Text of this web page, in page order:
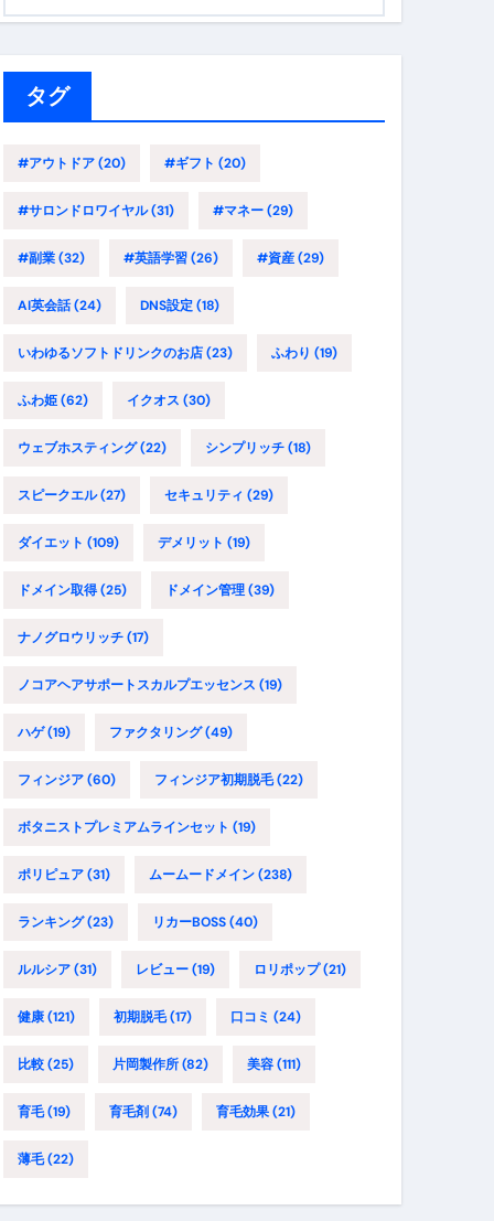
リスト（高齢者にも）
び散り対策の選び方
に“満足度MAX”で食べるコツ
タグ
#アウトドア(20) #ギフト (20)
#サロンドロワイヤル(31) #マネー(29)
#副業(32) #英語学習(26) #資産(29)
AI英会話(24) DNS設定(18)
いわゆるソフトドリンクのお店(23) ふわり (19)
ふわ姫(62) イクオス (30)
ウェブホスティング(22) シンプリッチ(18)
スピークエル(27) セキュリティ (29)
ダイエット (109) デメリット (19)
ドメイン取得(25) ドメイン管理(39)
ナノグロウリッチ(17)
ノコアヘアサポートスカルプエッセンス (19)
ハゲ(19) ファクタリング(49)
フィンジア(60) フィンジア初期脱毛(22)
ボタニストプレミアムラインセット (19)
ポリピュア(31) ムームードメイン(238)
ランキング(23) リカーBOSS(40)
ルルシア(31) レビュー(19) ロリポップ(21)
健康(121) 初期脱毛(17) 口コミ (24)
比較(25) 片岡製作所(82) 美容(111)
育毛(19) 育毛剤 (74) 育毛効果(21)
薄毛(22)